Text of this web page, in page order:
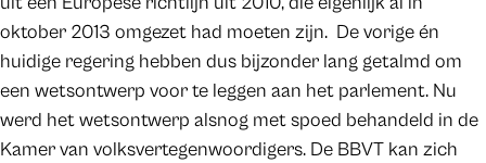
oktober 2013 omgezet had moeten zijn. De vorige én
huidige regering hebben dus bijzonder lang getalmd om
een wetsontwerp voor te leggen aan het parlement. Nu
werd het wetsontwerp alsnog met spoed behandeld in de
Kamer van volksvertegenwoordigers. De BBVT kan zich